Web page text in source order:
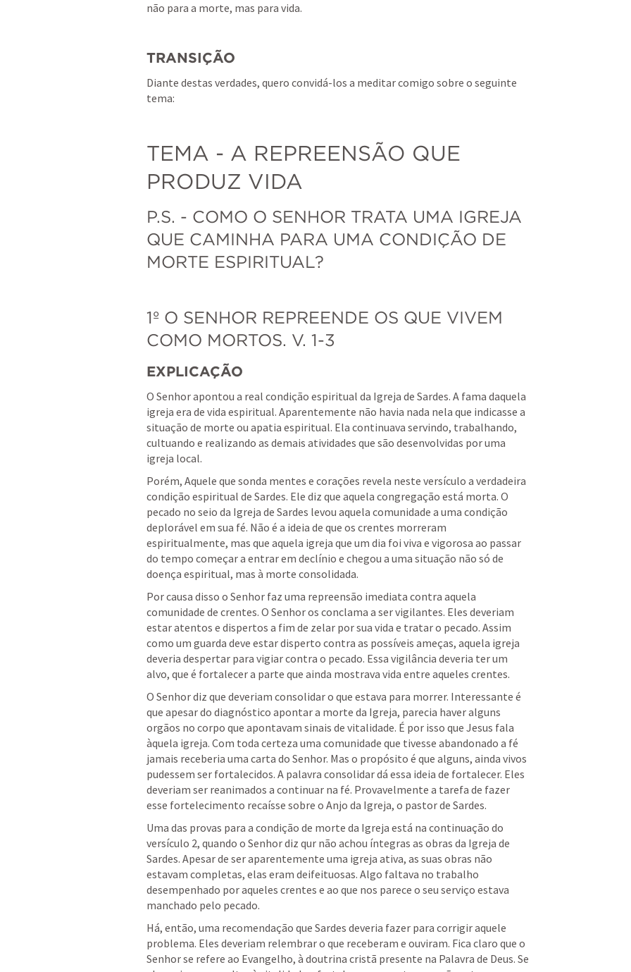
não para a morte, mas para vida.
TRANSIÇÃO
Diante destas verdades, quero convidá-los a meditar comigo sobre o seguinte
tema:
TEMA - A REPREENSÃO QUE
PRODUZ VIDA
P.S. - COMO O SENHOR TRATA UMA IGREJA
QUE CAMINHA PARA UMA CONDIÇÃO DE
MORTE ESPIRITUAL?
1º O SENHOR REPREENDE OS QUE VIVEM
COMO MORTOS. V. 1-3
EXPLICAÇÃO
O Senhor apontou a real condição espiritual da Igreja de Sardes. A fama daquela
igreja era de vida espiritual. Aparentemente não havia nada nela que indicasse a
situação de morte ou apatia espiritual. Ela continuava servindo, trabalhando,
cultuando e realizando as demais atividades que são desenvolvidas por uma
igreja local.
Porém, Aquele que sonda mentes e corações revela neste versículo a verdadeira
condição espiritual de Sardes. Ele diz que aquela congregação está morta. O
pecado no seio da Igreja de Sardes levou aquela comunidade a uma condição
deplorável em sua fé. Não é a ideia de que os crentes morreram
espiritualmente, mas que aquela igreja que um dia foi viva e vigorosa ao passar
do tempo começar a entrar em declínio e chegou a uma situação não só de
doença espiritual, mas à morte consolidada.
Por causa disso o Senhor faz uma repreensão imediata contra aquela
comunidade de crentes. O Senhor os conclama a ser vigilantes. Eles deveriam
estar atentos e dispertos a fim de zelar por sua vida e tratar o pecado. Assim
como um guarda deve estar disperto contra as possíveis ameças, aquela igreja
deveria despertar para vigiar contra o pecado. Essa vigilância deveria ter um
alvo, que é fortalecer a parte que ainda mostrava vida entre aqueles crentes.
O Senhor diz que deveriam consolidar o que estava para morrer. Interessante é
que apesar do diagnóstico apontar a morte da Igreja, parecia haver alguns
orgãos no corpo que apontavam sinais de vitalidade. É por isso que Jesus fala
àquela igreja. Com toda certeza uma comunidade que tivesse abandonado a fé
jamais receberia uma carta do Senhor. Mas o propósito é que alguns, ainda vivos
pudessem ser fortalecidos. A palavra consolidar dá essa ideia de fortalecer. Eles
deveriam ser reanimados a continuar na fé. Provavelmente a tarefa de fazer
esse fortelecimento recaísse sobre o Anjo da Igreja, o pastor de Sardes.
Uma das provas para a condição de morte da Igreja está na continuação do
versículo 2, quando o Senhor diz qur não achou íntegras as obras da Igreja de
Sardes. Apesar de ser aparentemente uma igreja ativa, as suas obras não
estavam completas, elas eram deifeituosas. Algo faltava no trabalho
desempenhado por aqueles crentes e ao que nos parece o seu serviço estava
manchado pelo pecado.
Há, então, uma recomendação que Sardes deveria fazer para corrigir aquele
problema. Eles deveriam relembrar o que receberam e ouviram. Fica claro que o
Senhor se refere ao Evangelho, à doutrina cristã presente na Palavra de Deus. Se